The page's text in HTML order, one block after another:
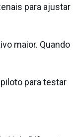
para ajustar
maior. Quando
para testar